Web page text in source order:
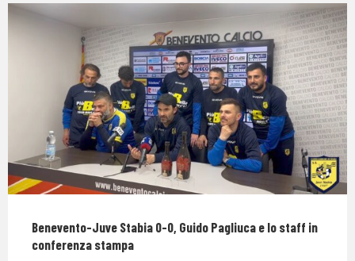
Benevento-Juve Stabia 0-0, Guido Pagliuca e lo staff in
conferenza stampa